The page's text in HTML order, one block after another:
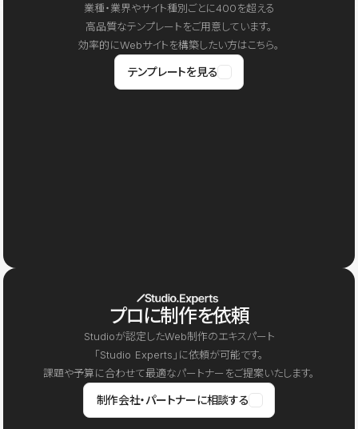
業種・業界やサイト種別ごとに400を超える
高品質なテンプレートをご用意しています。
効率的にWebサイトを構築したい方はこちら。
テンプレートを見る
プロに制作を依頼
Studioが認定したWeb制作のエキスパート
「Studio Experts」に依頼が可能です。
課題や予算に合わせて最適なパートナーをご提案いたします。
制作会社・パートナーに相談する